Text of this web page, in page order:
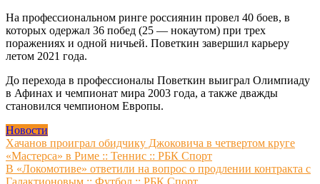
На профессиональном ринге россиянин провел 40 боев, в
которых одержал 36 побед (25 — нокаутом) при трех
поражениях и одной ничьей. Поветкин завершил карьеру
летом 2021 года.
До перехода в профессионалы Поветкин выиграл Олимпиаду
в Афинах и чемпионат мира 2003 года, а также дважды
становился чемпионом Европы.
Новости
Навигация
по
Хачанов проиграл обидчику Джоковича в четвертом круге
«Мастерса» в Риме :: Теннис :: РБК Спорт
В «Локомотиве» ответили на вопрос о продлении контракта с
Галактионовым :: Футбол :: РБК Спорт